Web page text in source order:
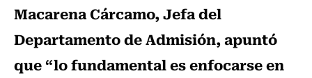
Macarena Cárcamo, Jefa del
Departamento de Admisión, apuntó
que “lo fundamental es enfocarse en